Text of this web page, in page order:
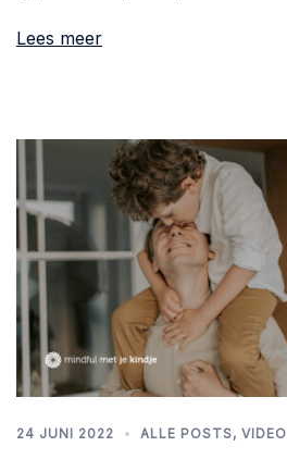
Lees meer
24 JUNI 2022 ALLE POSTS, VIDEO